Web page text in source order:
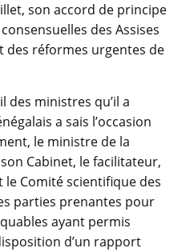
son accord de principe
des Assises
des réformes urgentes de
des ministres qu’il a
a sais l’occasion
le ministre de la
Cabinet, le facilitateur,
Comité scientifique des
parties prenantes pour
ayant permis
d’un rapport